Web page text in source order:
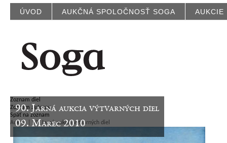
ÚVOD AUKČNÁ SPOLOČNOSŤ SOGA AUKCIE
90. Jarná aukcia výtvarných diel
09. Marec 2010
Zoznam diel
Zoznam autorov
Späť na zoznam
Aukcie | 90. Jarná aukcia výtvarných diel